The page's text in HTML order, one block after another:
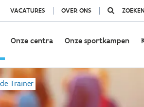
VACATURES OVER ONS ZOEKEN
Onze centra Onze sportkampen
Trainer